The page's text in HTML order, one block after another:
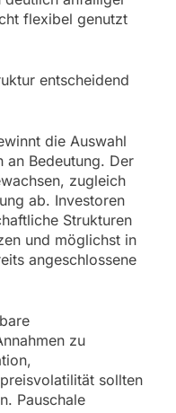
flexibel genutzt
entscheidend
die Auswahl
an Bedeutung. Der
zugleich
ab. Investoren
Strukturen
und möglichst in
angeschlossene
zu
sollten
Pauschale